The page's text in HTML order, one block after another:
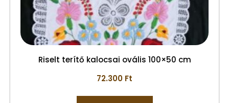
Riselt terítő kalocsai ovális 100×50 cm
72.300 Ft